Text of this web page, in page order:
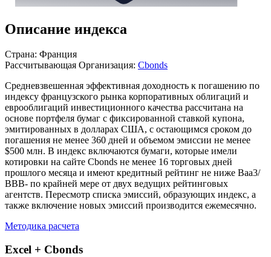
Описание индекса
Страна: Франция
Рассчитывающая Организация: Cbonds
Средневзвешенная эффективная доходность к погашению по
индексу французского рынка корпоративных облигаций и
еврооблигаций инвестиционного качества рассчитана на
основе портфеля бумаг с фиксированной ставкой купона,
эмитированных в долларах США, с остающимся сроком до
погашения не менее 360 дней и объемом эмиссии не менее
$500 млн. В индекс включаются бумаги, которые имели
котировки на сайте Cbonds не менее 16 торговых дней
прошлого месяца и имеют кредитный рейтинг не ниже Вaa3/
ВBB- по крайней мере от двух ведущих рейтинговых
агентств. Пересмотр списка эмиссий, образующих индекс, а
также включение новых эмиссий производится ежемесячно.
Методика расчета
Excel + Cbonds